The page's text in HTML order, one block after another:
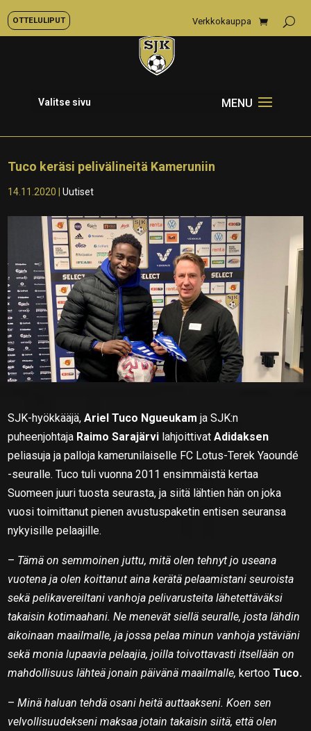
OTTELULIPUT Verkkokauppa
Valitse sivu
Tuco keräsi pelivälineitä Kameruniin
14.11.2020 |Uutiset
SJK-hyökkääjä,Ariel Tuco Ngueukam ja SJK:n
puheenjohtaja Raimo Sarajärvi lahjoittivatAdidaksen
peliasuja ja palloja kamerunilaiselle FC Lotus-Terek Yaoundé
-seuralle. Tuco tuli vuonna 2011 ensimmäistä kertaa
Suomeen juuri tuosta seurasta, ja siitä lähtien hän on joka
vuosi toimittanut pienen avustuspaketin entisen seuransa
nykyisille pelaajille.
– Tämä on semmoinen juttu, mitä olen tehnyt jo useana
vuotena ja olen koittanut aina kerätä pelaamistani seuroista
sekä pelikavereiltani vanhoja pelivarusteita lähetettäväksi
takaisin kotimaahani. Ne menevät siellä seuralle, josta lähdin
aikoinaan maailmalle, ja jossa pelaa minun vanhoja ystäviäni
sekä monia lupaavia pelaajia, joilla toivottavasti itsellään on
mahdollisuus lähteä jonain päivänä maailmalle, kertooTuco.
–Minä haluan tehdä osani heitä auttaakseni. Koen sen
velvollisuudekseni maksaa jotain takaisin siitä, että olen